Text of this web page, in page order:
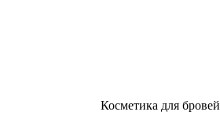
Косметика для бровей